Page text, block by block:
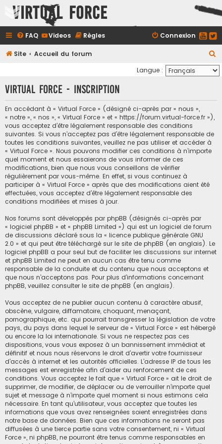
Virtual Force
FAQ Videos Règles Connexion
Site Accueil du forum
e
c
Langue :
Virtual Force - Inscription
En accédant à « Virtual Force » (désigné ci-après par « nous »,
« notre », « nos », « Virtual Force » et « https://forum.virtual-force.fr »),
vous acceptez d’être légalement responsable des conditions
suivantes. Si vous n’acceptez pas d’être légalement responsable de
toutes les conditions suivantes, veuillez ne pas utiliser et accéder à
« Virtual Force ». Nous pouvons modifier ces conditions à n’importe
quel moment et nous essaierons de vous informer de ces
modifications, bien que nous vous conseillons de vérifier
régulièrement par vous-même. En effet, si vous continuez à
participer à « Virtual Force » après que des modifications aient été
effectuées, vous acceptez d’être légalement responsable des
conditions modifiées et mises à jour.
Nos forums sont développés par phpBB (désignés ci-après par
« logiciel phpBB » et « phpBB Limited ») qui est un logiciel de forum
de discussions déclaré sous la « licence publique générale GNU
2.0 » et qui peut être téléchargé sur le site de phpBB (en anglais). Le
logiciel phpBB a pour seul but de faciliter les discussions sur internet
et phpBB Limited ne peut en aucun cas être tenu comme
responsable de la conduite et du contenu que nous acceptons et
que nous n’acceptons pas. Pour plus d’informations concernant
phpBB, veuillez consulter le site de phpBB (en anglais).
Vous acceptez de ne publier aucun contenu à caractère abusif,
obscène, vulgaire, diffamatoire, choquant, menaçant,
pornographique, etc. qui pourrait transgresser la législation de votre
pays, du pays dans lequel le serveur de « Virtual Force » est hébergé
ou encore la loi internationale. Si vous ne respectez pas ces
dispositions, vous vous exposez à un bannissement immédiat et
définitif et nous nous réservons le droit d’avertir votre fournisseur
d’accès à internet et les autorités officielles. L’adresse IP de tous les
messages est enregistrée afin d’aider au renforcement de ces
conditions. Vous acceptez le fait que « Virtual Force » ait le droit de
supprimer, de modifier, de déplacer ou de verrouiller n’importe quel
sujet et message à n’importe quel moment si nous estimons cela
nécessaire. En tant qu’utilisateur, vous acceptez que toutes les
informations que vous avez renseignées soient enregistrées dans
notre base de données. Bien que ces informations ne seront pas
diffusées à une tierce partie sans votre consentement, ni « Virtual
Force », ni phpBB, ne pourront être tenus comme responsables en